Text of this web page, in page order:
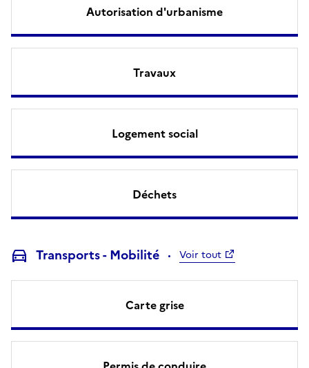
Autorisation d'urbanisme
Travaux
Logement social
Déchets
Transports - Mobilité Voir tout
Carte grise